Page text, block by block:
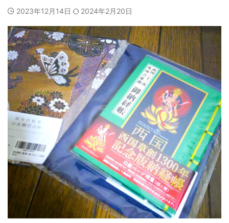
2023年12月14日 2024年2月20日